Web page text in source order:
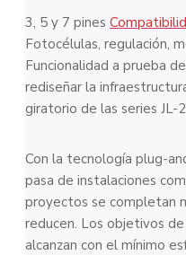
3, 5 y 7 pines
Fotocélulas, regulación,
Funcionalidad a prueba
rediseñar la
giratorio de las series JL-
Con la tecnología plug-
pasa de instalaciones
proyectos se completan
reducen. Los objetivos
alcanzan con el mínimo